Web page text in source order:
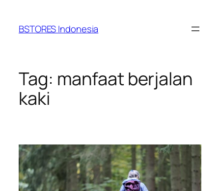
konten
BSTORES Indonesia
Tag: manfaat berjalan
kaki